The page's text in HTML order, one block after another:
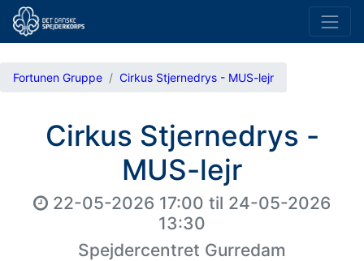
Fortunen Gruppe Cirkus Stjernedrys - MUS-lejr
Cirkus Stjernedrys -
MUS-lejr
22-05-2026 17:00 til 24-05-2026
13:30
Spejdercentret Gurredam